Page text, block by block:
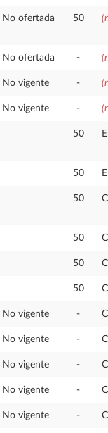
No ofertada 50
No ofertada -
No vigente -
No vigente -
50
50
50
50
50
50
No vigente -
No vigente -
No vigente -
No vigente -
No vigente -